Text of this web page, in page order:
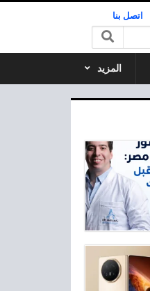
اتصل بنا
المزيد